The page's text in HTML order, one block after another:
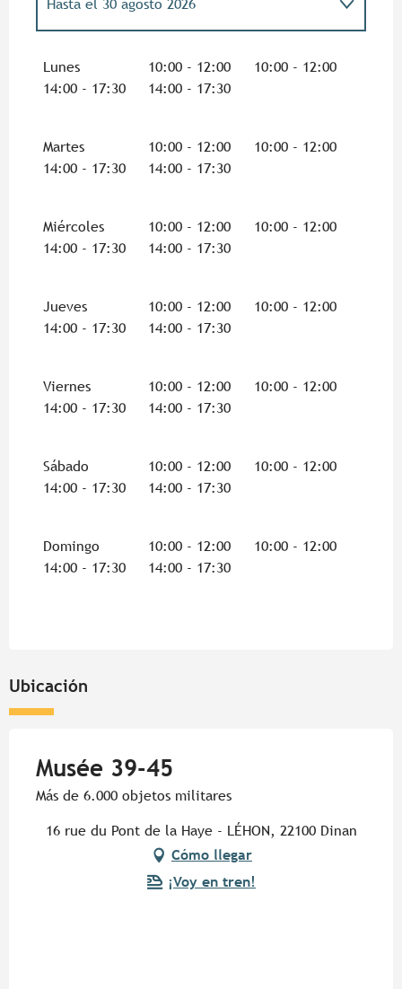
Del4 abril 2026al 3 mayo 2026
Hasta el 30 agosto 2026
Lunes 10:00 - 12:00
10:00 - 12:00
14:00 - 17:30
14:00 - 17:30
Martes 10:00 - 12:00
10:00 - 12:00
14:00 - 17:30
14:00 - 17:30
Miércoles 10:00 - 12:00
10:00 - 12:00
14:00 - 17:30
14:00 - 17:30
Jueves 10:00 - 12:00
10:00 - 12:00
14:00 - 17:30
14:00 - 17:30
Viernes 10:00 - 12:00
10:00 - 12:00
14:00 - 17:30
14:00 - 17:30
Sábado 10:00 - 12:00
10:00 - 12:00
14:00 - 17:30
14:00 - 17:30
Domingo 10:00 - 12:00
10:00 - 12:00
14:00 - 17:30
14:00 - 17:30
Ubicación
Musée 39-45
Más de 6.000 objetos militares
16 rue du Pont de la Haye - LÉHON, 22100 Dinan
Cómo llegar
¡Voy en tren!